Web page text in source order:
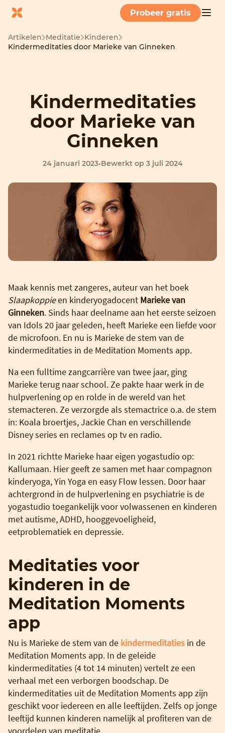
Probeer gratis
Artikelen Meditatie Kinderen
Kindermeditaties door Marieke van Ginneken
Kindermeditaties
door Marieke van
Ginneken
24 januari 2023•Bewerkt op 3 juli 2024
Maak kennis met zangeres, auteur van het boek
Slaapkoppieen kinderyogadocent Marieke van
Ginneken. Sinds haar deelname aan het eerste seizoen
van Idols 20 jaar geleden, heeft Marieke een liefde voor
de microfoon. En nu is Marieke de stem van de
kindermeditaties in de Meditation Moments app.
Na een fulltime zangcarrière van twee jaar, ging
Marieke terug naar school. Ze pakte haar werk in de
hulpverlening op en rolde in de wereld van het
stemacteren. Ze verzorgde als stemactrice o.a. de stem
in: Koala broertjes, Jackie Chan en verschillende
Disney series en reclames op tv en radio.
In 2021 richtte Marieke haar eigen yogastudio op:
Kallumaan. Hier geeft ze samen met haar compagnon
kinderyoga, Yin Yoga en easy Flow lessen. Door haar
achtergrond in de hulpverlening en psychiatrie is de
yogastudio toegankelijk voor volwassenen en kinderen
met autisme, ADHD, hooggevoeligheid,
eetproblematiek en depressie.
Meditaties voor
kinderen in de
Meditation Moments
app
Nu is Marieke de stem van de kindermeditaties in de
Meditation Moments app. In de geleide
kindermeditaties (4 tot 14 minuten) vertelt ze een
verhaal met een verborgen boodschap. De
kindermeditaties uit de Meditation Moments app zijn
geschikt voor iedereen en alle leeftijden. Zelfs op jonge
leeftijd kunnen kinderen namelijk al profiteren van de